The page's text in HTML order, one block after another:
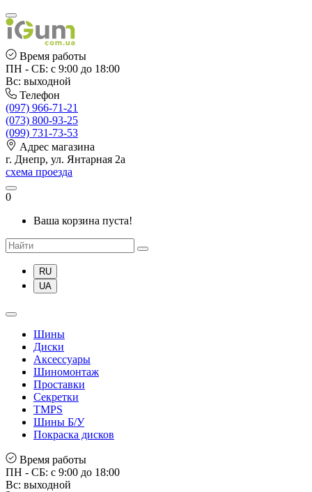
Время работы
ПН - СБ: с 9:00 до 18:00
Вс: выходной
Телефон
(097) 966-71-21
(073) 800-93-25
(099) 731-73-53
Адрес магазина
г. Днепр, ул. Янтарная 2а
схема проезда
0
Ваша корзина пуста!
RU
UA
Шины
Диски
Аксессуары
Шиномонтаж
Проставки
Секретки
TMPS
Шины Б/У
Покраска дисков
Время работы
ПН - СБ: с 9:00 до 18:00
Вс: выходной